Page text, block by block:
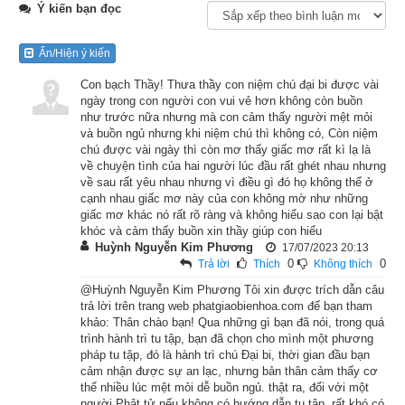
xuất bản Liên Phật Hội
Đời xưa có một người tốt bụng, thích làm việc thiện và cũng
là một vị Phật tử thuần thành. Ông thường lập đàn trai trong
nhà để cúng dường chư tăng, cho nên cũng thường thân cận
với nhiều vị thiện tri thức và các vị cao tăng.
Nhà ông ở ngay ven bờ sông Hằng, cách thành Xá Vệ chừng
30 dặm đường. Vì ông là người từ thiện, thích bố thí, nên
người ở xa tới đâu cũng đến xin ông cứu giúp, và họ chưa
bao giờ phải trở về tay không. Vì thế nên người người xa gần
đều tán thán ông.
Nhưng ông lại có một người cha chỉ thích kiếm tiền một cách
bất thiện. Ông này sinh sống bằng một nghề hung bạo là mổ
lợn bán thịt. Dầu người con vẫn thường hay khuyên can
nhưng lão không hề có chút kiêng dè, trái lại còn trách con
sao lại hay lập đàn trai cúng dường, sao lại thường phí tiền
Ý kiến bạn đọc
Ẩn/Hiện ý kiến
Con bạch Thầy! Thưa thầy con niệm chú đại bi được vài
ngày trong con người con vui vẻ hơn không còn buồn
như trước nữa nhưng mà con cảm thấy người mệt mỏi
và buồn ngủ nhưng khi niệm chú thì không có, Còn niệm
chú được vài ngày thì còn mơ thấy giấc mơ rất kì lạ là
về chuyện tình của hai người lúc đầu rất ghét nhau nhưng
về sau rất yêu nhau nhưng vì điều gì đó họ không thể ở
cạnh nhau giấc mơ này của con không mờ như những
giấc mơ khác nó rất rõ ràng và không hiểu sao con lại bật
khóc và cảm thấy buồn xin thầy giúp con hiểu
Huỳnh Nguyễn Kim Phương
Trả lời Thích 0 Không thích 0
17/07/2023 20:13
@Huỳnh Nguyễn Kim Phương Tôi xin được trích dẫn câu
trả lời trên trang web phatgiaobienhoa.com để bạn tham
khảo: Thân chào bạn! Qua những gì bạn đã nói, trong quá
trình hành trì tu tập, bạn đã chọn cho mình một phương
pháp tu tập, đó là hành trì chú Đại bi, thời gian đầu bạn
cảm nhận được sự an lạc, nhưng bản thân cảm thấy cơ
thể nhiều lúc mệt mỏi dễ buồn ngủ. thật ra, đối với một